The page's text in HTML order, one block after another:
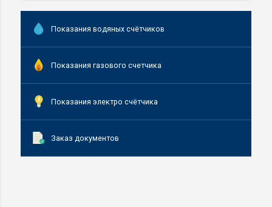
Показания водяных счётчиков
Показания газового счетчика
Показания электро счётчика
Заказ документов